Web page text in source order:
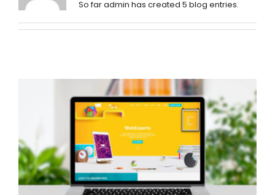
So far admin has created 5 blog entries.